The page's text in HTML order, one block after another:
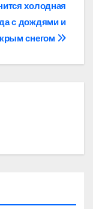
холодная
с дождями и
снегом